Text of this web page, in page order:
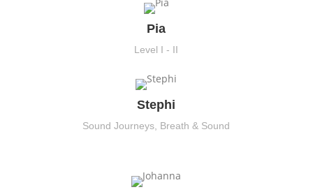
Pia
Level I - II
Stephi
Sound Journeys, Breath & Sound